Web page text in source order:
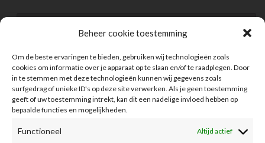
Beheer cookie toestemming
Om de beste ervaringen te bieden, gebruiken wij technologieën zoals
cookies om informatie over je apparaat op te slaan en/of te raadplegen. Door
in te stemmen met deze technologieën kunnen wij gegevens zoals
surfgedrag of unieke ID's op deze site verwerken. Als je geen toestemming
geeft of uw toestemming intrekt, kan dit een nadelige invloed hebben op
bepaalde functies en mogelijkheden.
Functioneel Altijd actief
Information